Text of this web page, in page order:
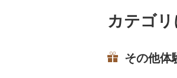
カテゴ
その他体